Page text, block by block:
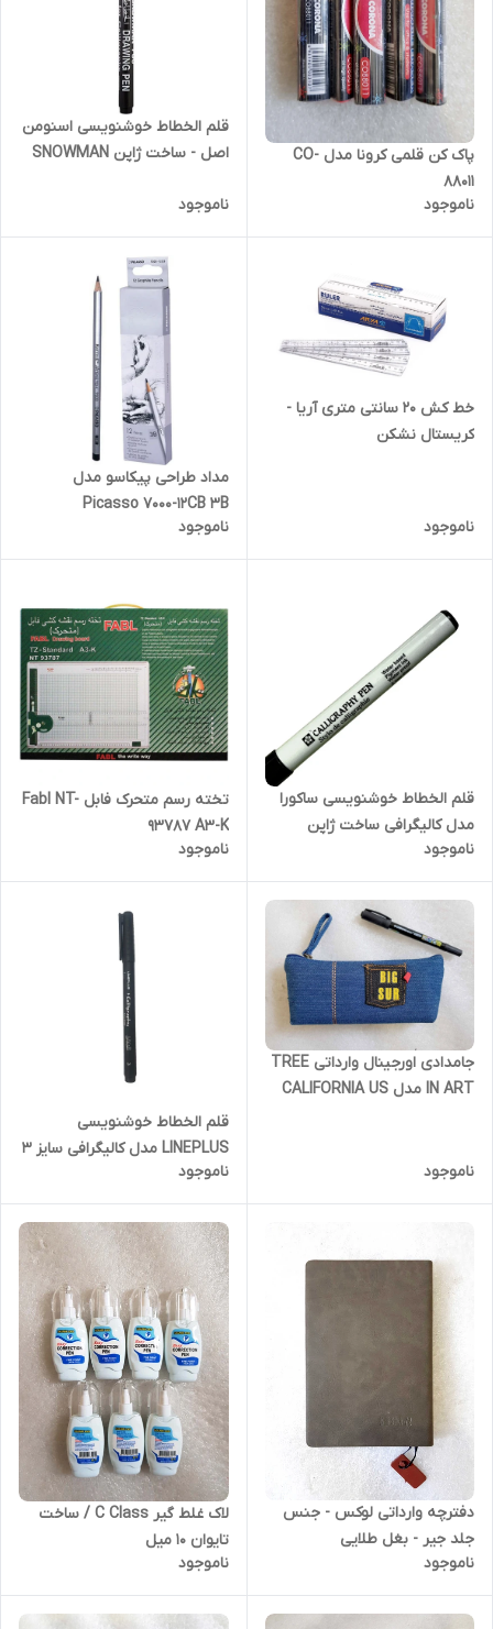
پاک کن قلمی کرونا مدل CO-
88011
ناموجود
قلم الخطاط خوشنویسی اسنومن
اصل - ساخت ژاپن SNOWMAN
ناموجود
خط کش 20 سانتی متری آریا -
کریستال نشکن
ناموجود
مداد طراحی پیکاسو مدل
Picasso 7000-12CB 3B
ناموجود
قلم الخطاط خوشنویسی ساکورا
مدل کالیگرافی ساخت ژاپن
ناموجود
تخته رسم متحرک فابل Fabl NT-
93787 A3-K
ناموجود
جامدادی اورجینال وارداتی TREE
IN ART مدل CALIFORNIA US
ناموجود
قلم الخطاط خوشنویسی
LINEPLUS مدل کالیگرافی سایز 3
میلیمتر
ناموجود
دفترچه وارداتی لوکس - جنس
جلد جیر - بغل طلایی
ناموجود
لاک غلط گیر C Class / ساخت
تایوان 10 میل
ناموجود